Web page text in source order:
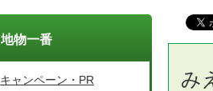
み
地物一番
キャンペーン・PR